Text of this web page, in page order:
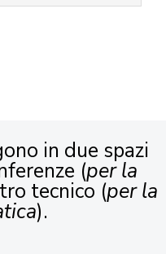
in due spazi
(per la
tecnico (per la
).